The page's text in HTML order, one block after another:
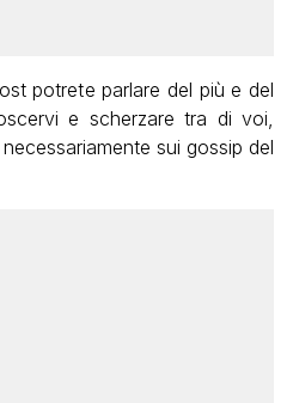
potrete parlare del più e del
e scherzare tra di voi,
sui gossip del